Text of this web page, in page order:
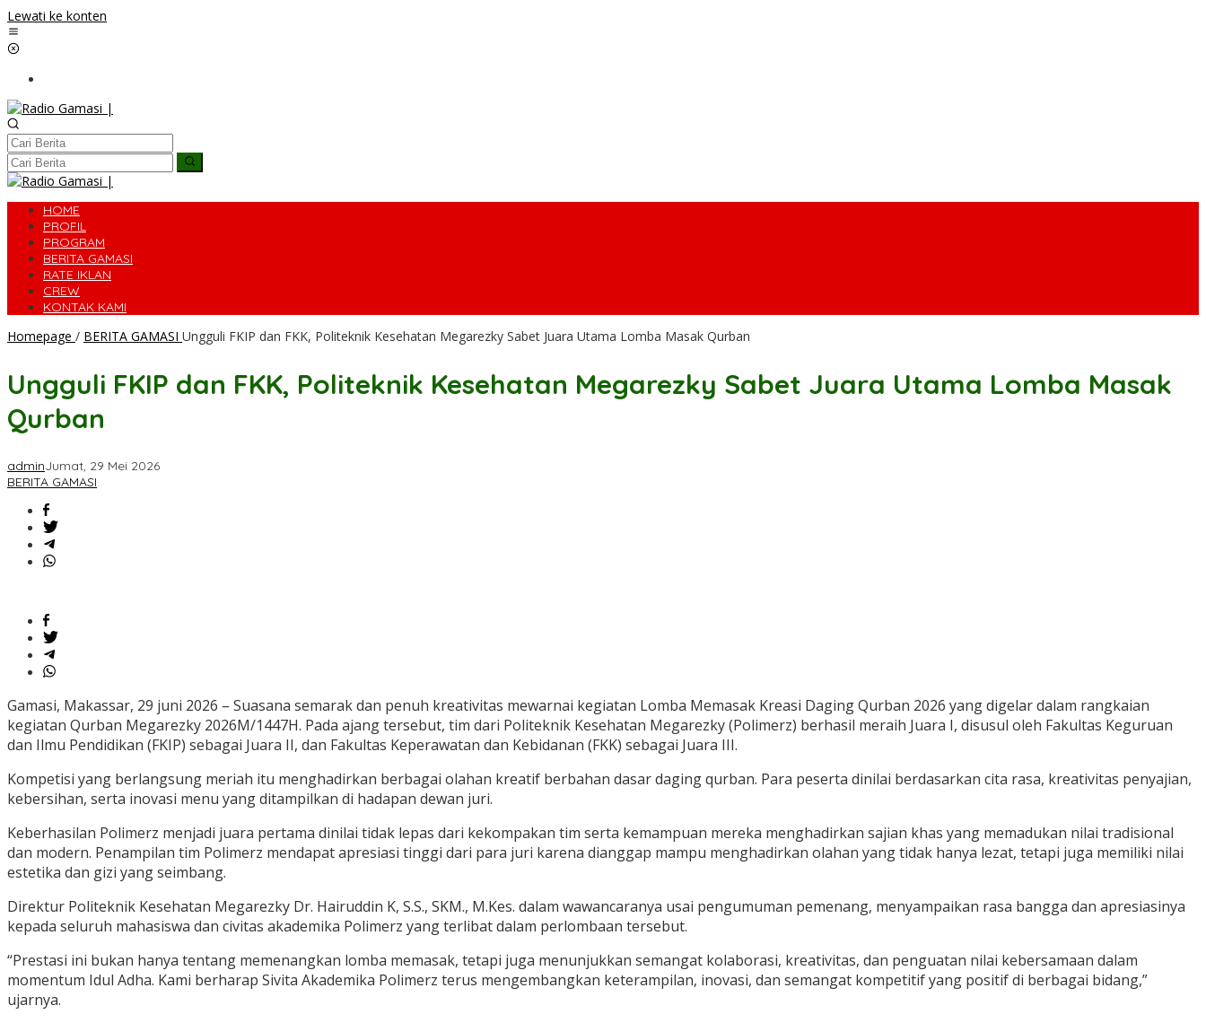
Lewati ke konten
HOME
PROFIL
PROGRAM
BERITA GAMASI
RATE IKLAN
CREW
KONTAK KAMI
Homepage / BERITA GAMASI Ungguli FKIP dan FKK, Politeknik Kesehatan Megarezky Sabet Juara Utama Lomba Masak Qurban
Ungguli FKIP dan FKK, Politeknik Kesehatan Megarezky Sabet Juara Utama Lomba Masak
Qurban
adminJumat, 29 Mei 2026
BERITA GAMASI
Gamasi, Makassar, 29 juni 2026 – Suasana semarak dan penuh kreativitas mewarnai kegiatan Lomba Memasak Kreasi Daging Qurban 2026 yang digelar dalam rangkaian
kegiatan Qurban Megarezky 2026M/1447H. Pada ajang tersebut, tim dari Politeknik Kesehatan Megarezky (Polimerz) berhasil meraih Juara I, disusul oleh Fakultas Keguruan
dan Ilmu Pendidikan (FKIP) sebagai Juara II, dan Fakultas Keperawatan dan Kebidanan (FKK) sebagai Juara III.
Kompetisi yang berlangsung meriah itu menghadirkan berbagai olahan kreatif berbahan dasar daging qurban. Para peserta dinilai berdasarkan cita rasa, kreativitas penyajian,
kebersihan, serta inovasi menu yang ditampilkan di hadapan dewan juri.
Keberhasilan Polimerz menjadi juara pertama dinilai tidak lepas dari kekompakan tim serta kemampuan mereka menghadirkan sajian khas yang memadukan nilai tradisional
dan modern. Penampilan tim Polimerz mendapat apresiasi tinggi dari para juri karena dianggap mampu menghadirkan olahan yang tidak hanya lezat, tetapi juga memiliki nilai
estetika dan gizi yang seimbang.
Direktur Politeknik Kesehatan Megarezky Dr. Hairuddin K, S.S., SKM., M.Kes. dalam wawancaranya usai pengumuman pemenang, menyampaikan rasa bangga dan apresiasinya
kepada seluruh mahasiswa dan civitas akademika Polimerz yang terlibat dalam perlombaan tersebut.
“Prestasi ini bukan hanya tentang memenangkan lomba memasak, tetapi juga menunjukkan semangat kolaborasi, kreativitas, dan penguatan nilai kebersamaan dalam
momentum Idul Adha. Kami berharap Sivita Akademika Polimerz terus mengembangkan keterampilan, inovasi, dan semangat kompetitif yang positif di berbagai bidang,”
ujarnya.